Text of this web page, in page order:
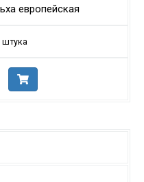
европейская
штука